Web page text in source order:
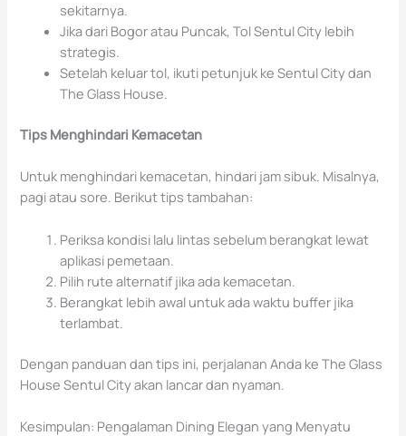
sekitarnya.
Jika dari Bogor atau Puncak, Tol Sentul City lebih
strategis.
Setelah keluar tol, ikuti petunjuk ke Sentul City dan
The Glass House.
Tips Menghindari Kemacetan
Untuk menghindari kemacetan, hindari jam sibuk. Misalnya,
pagi atau sore. Berikut tips tambahan:
Periksa kondisi lalu lintas sebelum berangkat lewat
aplikasi pemetaan.
Pilih rute alternatif jika ada kemacetan.
Berangkat lebih awal untuk ada waktu buffer jika
terlambat.
Dengan panduan dan tips ini, perjalanan Anda ke The Glass
House Sentul City akan lancar dan nyaman.
Kesimpulan: Pengalaman Dining Elegan yang Menyatu